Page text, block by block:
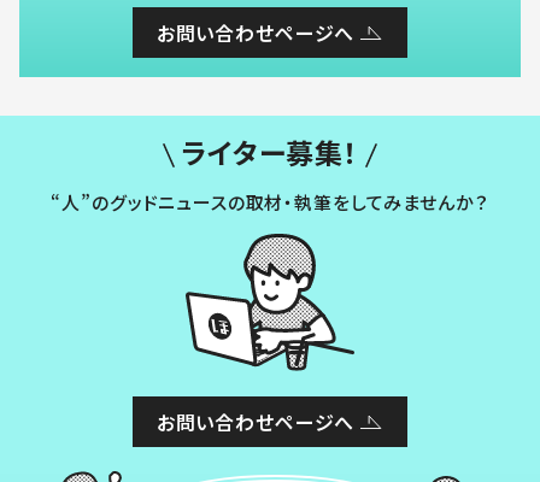
お問い合わせページへ
ライター募集！
“人”のグッドニュースの取材・執筆をしてみませんか？
お問い合わせページへ